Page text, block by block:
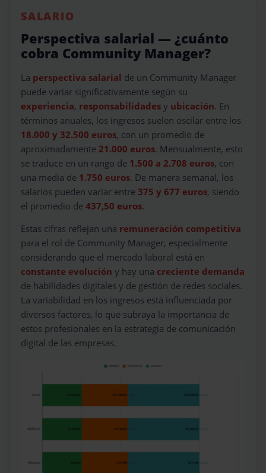
SALARIO
Perspectiva salarial — ¿cuánto
cobra Community Manager?
La perspectiva salarial de un Community Manager
puede variar significativamente según su
experiencia, responsabilidades y ubicación. En
términos anuales, los ingresos suelen oscilar entre los
18.000 y 32.500 euros, con un promedio de
aproximadamente 21.000 euros. Mensualmente, esto
se traduce en un rango de 1.500 a 2.708 euros, con
una media de 1.750 euros. De manera semanal, los
salarios pueden variar entre 375 y 677 euros, siendo
el promedio de 437,50 euros.
Estas cifras reflejan una remuneración competitiva
para el rol de Community Manager, especialmente
considerando que el mercado laboral está en
constante evolución y hay una creciente demanda
de habilidades digitales y de gestión de redes sociales.
La variabilidad en los ingresos está influenciada por
diversos factores, lo que subraya la importancia de
estos profesionales en la estrategia de comunicación
digital de las empresas.